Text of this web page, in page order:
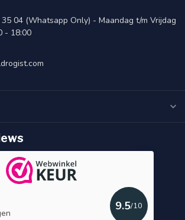
04 (Whatsapp Only) - Maandag t/m Vrijdag
- 18:00
9.5/10